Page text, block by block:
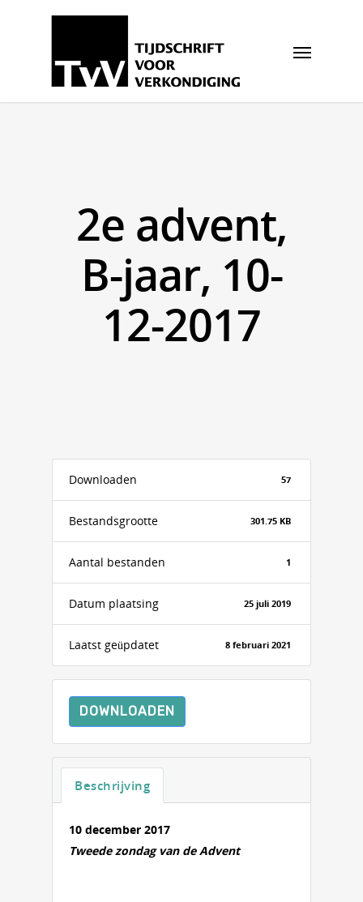
2e advent,
B-jaar, 10-
12-2017
Downloaden 57
Bestandsgrootte 301.75 KB
Aantal bestanden 1
Datum plaatsing 25 juli 2019
Laatst geüpdatet 8 februari 2021
DOWNLOADEN
Beschrijving
10 december 2017
Tweede zondag van de Advent